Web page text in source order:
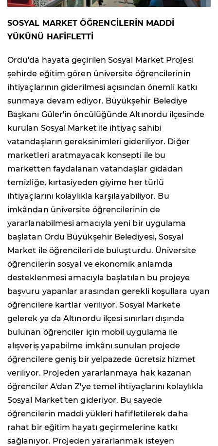
SOSYAL MARKET ÖĞRENCİLERİN MADDİ
YÜKÜNÜ HAFİFLETTİ
Ordu'da hayata geçirilen Sosyal Market Projesi
şehirde eğitim gören üniversite öğrencilerinin
ihtiyaçlarının giderilmesi açısından önemli katkı
sunmaya devam ediyor. Büyükşehir Belediye
Başkanı Güler'in öncülüğünde Altınordu ilçesinde
kurulan Sosyal Market ile ihtiyaç sahibi
vatandaşların gereksinimleri gideriliyor. Diğer
marketleri aratmayacak konsepti ile bu
marketten faydalanan vatandaşlar gıdadan
temizliğe, kırtasiyeden giyime her türlü
ihtiyaçlarını kolaylıkla karşılayabiliyor. Bu
imkândan üniversite öğrencilerinin de
yararlanabilmesi amacıyla yeni bir uygulama
başlatan Ordu Büyükşehir Belediyesi, Sosyal
Market ile öğrencileri de buluşturdu. Üniversite
öğrencilerin sosyal ve ekonomik anlamda
desteklenmesi amacıyla başlatılan bu projeye
başvuru yapanlar arasından gerekli koşullara uyan
öğrencilere kartlar veriliyor. Sosyal Markete
gelerek ya da Altınordu ilçesi sınırları dışında
bulunan öğrenciler için mobil uygulama ile
alışveriş yapabilme imkânı sunulan projede
öğrencilere geniş bir yelpazede ücretsiz hizmet
veriliyor. Projeden yararlanmaya hak kazanan
öğrenciler A'dan Z'ye temel ihtiyaçlarını kolaylıkla
Sosyal Market'ten gideriyor. Bu sayede
öğrencilerin maddi yükleri hafifletilerek daha
rahat bir eğitim hayatı geçirmelerine katkı
sağlanıyor. Projeden yararlanmak isteyen